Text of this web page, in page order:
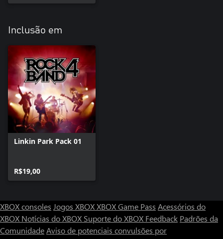
Inclusão em
Linkin Park Pack 01
R$19,00
XBOX consoles Jogos XBOXXBOX Game Pass Acessórios do
XBOX Notícias do XBOX Suporte do XBOX Feedback Padrões da
ComunidadeAviso de potenciais convulsões por